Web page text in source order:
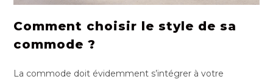
Comment choisir le style de sa
commode ?
La commode doit évidemment s’intégrer à votre